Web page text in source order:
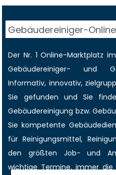
Gebäudereiniger-Online
Der Nr. 1 Online-Marktplatz
Gebäudereiniger- und
Informativ, innovativ,
Sie gefunden und Sie
Gebäudereinigung bzw.
Sie kompetente
für Reinigungsmittel,
den größten Job- und
wichtige Termine, immer die